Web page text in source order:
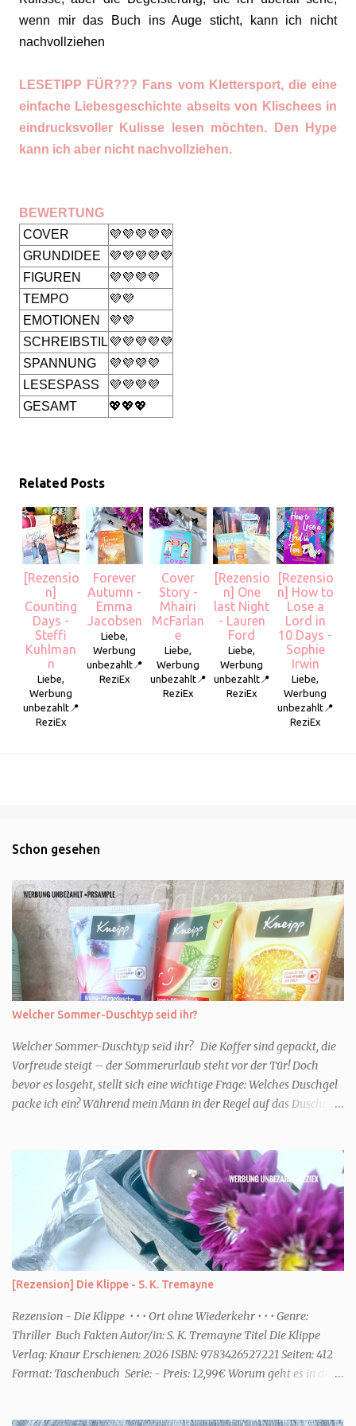
wenn mir das Buch ins Auge sticht, kann ich nicht
nachvollziehen
LESETIPP FÜR??? Fans vom Klettersport, die eine
einfache Liebesgeschichte abseits von Klischees in
eindrucksvoller Kulisse lesen möchten. Den Hype
kann ich aber nicht nachvollziehen.
BEWERTUNG
COVER
💜💜💜💜💜
GRUNDIDEE
💜💜💜💜💜
FIGUREN
💜💜💜💜
TEMPO
💜💜
EMOTIONEN
💜💜
SCHREIBSTIL 💜💜💜💜💜
SPANNUNG
💜💜💜💜
LESESPASS
💜💜💜💜
GESAMT
💖💖💖
Related Posts
[Rezensio
n]
Counting
Days -
Steffi
Kuhlman
n
Liebe,
Werbung
unbezahlt📍
ReziEx
Forever
Autumn -
Emma
Jacobsen
Liebe,
Werbung
unbezahlt📍
ReziEx
Cover
Story -
Mhairi
McFarlan
e
Liebe,
Werbung
unbezahlt📍
ReziEx
[Rezensio
n] One
last Night
- Lauren
Ford
Liebe,
Werbung
unbezahlt📍
ReziEx
[Rezensio
n] How to
Lose a
Lord in
10 Days -
Sophie
Irwin
Liebe,
Werbung
unbezahlt📍
ReziEx
Schon gesehen
Welcher Sommer-Duschtyp seid ihr?
Welcher Sommer-Duschtyp seid ihr? Die Koffer sind gepackt, die
Vorfreude steigt – der Sommerurlaub steht vor der Tür! Doch
bevor es losgeht, stellt sich eine wichtige Frage: Welches Duschgel
packe ich ein? Während mein Mann in der Regel auf das Duschgel
Urlaub Entspannung und Wellness. Falls ihr ähnlich denkt, lasst
uns doch herausfinden, welcher Duschtyp ihr seid. TYP
GENIESSER Egal, ob Strand oder Städtetrip - für euch gehört
gutes Essen, ein guter Wein oder Cocktail, vielleicht ein gutes Buch
dazu. Ihr liebt es Sonnenuntergänge zu beobachten und genießt
einfach jeden Moment. Dann seid ihr wie ich der Typ Genießer.
Hier empfehle ich tatsächlich Düfte die zur Jahreszeit passen, weil
ihr dann bessere entspannen könnt. Zum Beispiel ein Duschgel mit
einem frisch-fruchtigen Duft, wie die Kneipp Aroma-Pflegedusche
“ Sommer Flirt ...
[Rezension] Die Klippe - S. K. Tremayne
Rezension - Die Klippe • • • Ort ohne Wiederkehr • • • Genre:
Thriller Buch Fakten Autor/in: S. K. Tremayne Titel Die Klippe
Verlag: Knaur Erschienen: 2026 ISBN: 9783426527221 Seiten: 412
Format: Taschenbuch Serie: - Preis: 12,99€ Worum geht es in dem